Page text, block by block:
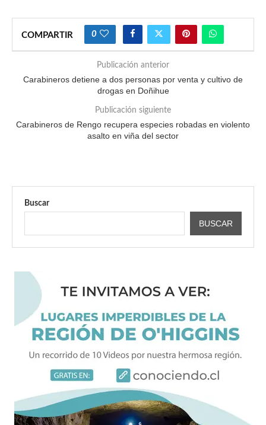
COMPARTIR 0
Publicación anterior
Carabineros detiene a dos personas por venta y cultivo de
drogas en Doñihue
Publicación siguiente
Carabineros de Rengo recupera especies robadas en violento
asalto en viña del sector
Buscar
BUSCAR